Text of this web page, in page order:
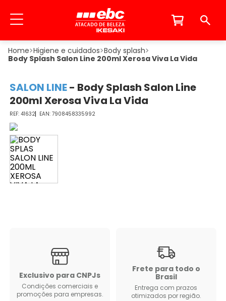
Higiene e cuidados Body splash
Body Splash Salon Line 200ml Xerosa Viva La Vida
SALON LINE- Body Splash Salon Line
200ml Xerosa Viva La Vida
41632 7908458335992
Exclusivo para CNPJs
Condições comerciais e
promoções para empresas.
Frete para todo o
Brasil
Entrega com prazos
otimizados por região.